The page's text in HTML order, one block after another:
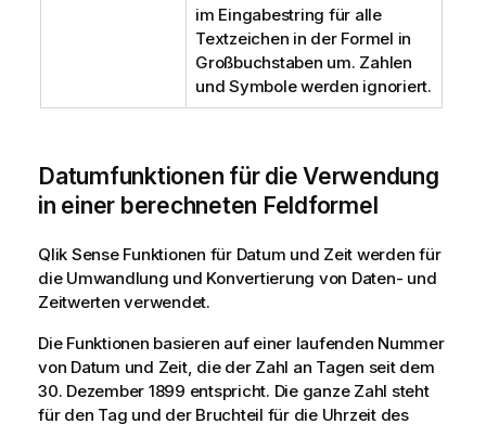
im Eingabestring für alle
Textzeichen in der Formel in
Großbuchstaben um. Zahlen
und Symbole werden ignoriert.
Datumfunktionen für die Verwendung
in einer berechneten Feldformel
Qlik SenseFunktionen für Datum und Zeit werden für
die Umwandlung und Konvertierung von Daten- und
Zeitwerten verwendet.
Die Funktionen basieren auf einer laufenden Nummer
von Datum und Zeit, die der Zahl an Tagen seit dem
30. Dezember 1899 entspricht. Die ganze Zahl steht
für den Tag und der Bruchteil für die Uhrzeit des